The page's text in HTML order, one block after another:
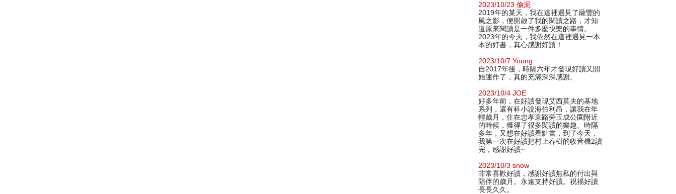
2023/10/23 偷泥
2019年的某天，我在這裡遇見了薩豐的
風之影，便開啟了我的閱讀之路，才知
道原來閱讀是一件多麼快樂的事情。
2023年的今天，我依然在這裡遇見一本
本的好書，真心感謝好讀！
2023/10/7 Young
自2017年後，時隔六年才發現好讀又開
始運作了，真的充滿深深感謝。
2023/10/4 JOE
好多年前，在好讀發現艾西莫夫的基地
系列，還有科小說海伯利昂，讓我在年
輕歲月，住在忠孝東路旁玉成公園附近
的時候，獲得了很多閱讀的樂趣。時隔
多年，又想在好讀看點書，到了今天，
我第一次在好讀把村上春樹的收音機2讀
完，感謝好讀~
2023/10/3 snow
非常喜歡好讀，感謝好讀無私的付出與
陪伴的歲月。永遠支持好讀。祝福好讀
長長久久。